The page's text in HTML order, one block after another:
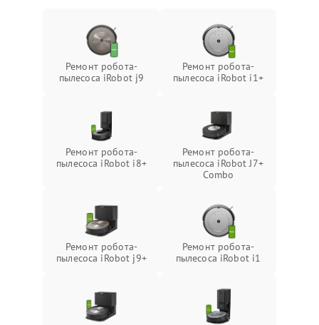
Ремонт робота-
пылесоса iRobot j9
Ремонт робота-
пылесоса iRobot i1+
Ремонт робота-
пылесоса iRobot i8+
Ремонт робота-
пылесоса iRobot J7+
Combo
Ремонт робота-
пылесоса iRobot j9+
Ремонт робота-
пылесоса iRobot i1